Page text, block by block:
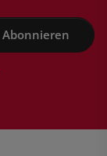
Abonnieren